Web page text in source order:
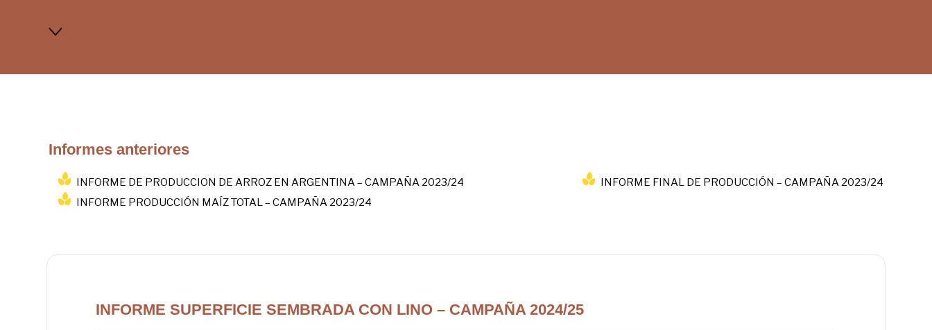
Informes anteriores
INFORME DE PRODUCCION DE ARROZ EN ARGENTINA – CAMPAÑA 2023/24
INFORME FINAL DE PRODUCCIÓN – CAMPAÑA 2023/24
INFORME PRODUCCIÓN MAÍZ TOTAL – CAMPAÑA 2023/24
INFORME SUPERFICIE SEMBRADA CON LINO – CAMPAÑA 2024/25